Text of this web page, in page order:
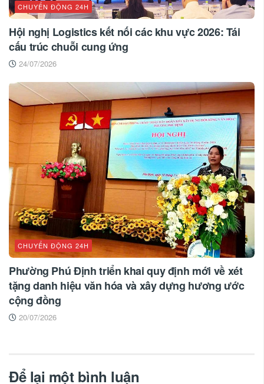
CHUYỂN ĐỘNG 24H
Hội nghị Logistics kết nối các khu vực 2026: Tái
cấu trúc chuỗi cung ứng
24/07/2026
CHUYỂN ĐỘNG 24H
Phường Phú Định triển khai quy định mới về xét
tặng danh hiệu văn hóa và xây dựng hương ước
cộng đồng
20/07/2026
Để lại một bình luận